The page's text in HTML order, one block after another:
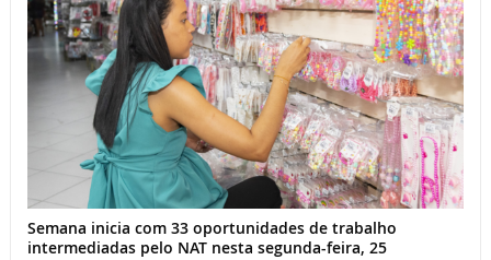
Semana inicia com 33 oportunidades de trabalho
intermediadas pelo NAT nesta segunda-feira, 25